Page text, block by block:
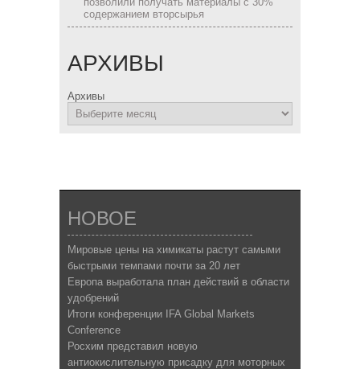
содержанием вторсырья
АРХИВЫ
Архивы
НОВОЕ
Мировые цены на химикаты растут самыми
быстрыми темпами почти за 20 лет
Европа выработала план действий в области
удобрений
Итоги конференции IFA Global Markets
Conference
Росхим представил новую
антиокислительную присадку для моторных